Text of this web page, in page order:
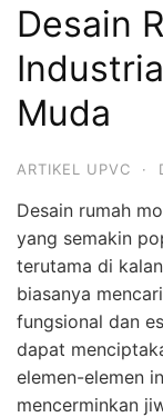
Desain
Muda
ARTIKEL UPVC ·
Desain rumah
yang semakin
terutama di
biasanya
fungsional dan
dapat
elemen-elemen
mencerminkan